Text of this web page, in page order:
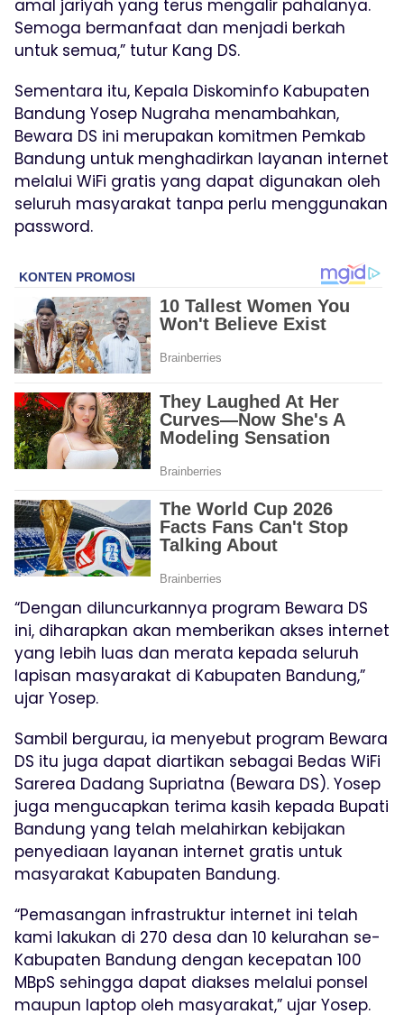
amal jariyah yang terus mengalir pahalanya.
Semoga bermanfaat dan menjadi berkah
untuk semua,” tutur Kang DS.
Sementara itu, Kepala Diskominfo Kabupaten
Bandung Yosep Nugraha menambahkan,
Bewara DS ini merupakan komitmen Pemkab
Bandung untuk menghadirkan layanan internet
melalui WiFi gratis yang dapat digunakan oleh
seluruh masyarakat tanpa perlu menggunakan
password.
“Dengan diluncurkannya program Bewara DS
ini, diharapkan akan memberikan akses internet
yang lebih luas dan merata kepada seluruh
lapisan masyarakat di Kabupaten Bandung,”
ujar Yosep.
Sambil bergurau, ia menyebut program Bewara
DS itu juga dapat diartikan sebagai Bedas WiFi
Sarerea Dadang Supriatna (Bewara DS). Yosep
juga mengucapkan terima kasih kepada Bupati
Bandung yang telah melahirkan kebijakan
penyediaan layanan internet gratis untuk
masyarakat Kabupaten Bandung.
“Pemasangan infrastruktur internet ini telah
kami lakukan di 270 desa dan 10 kelurahan se-
Kabupaten Bandung dengan kecepatan 100
MBpS sehingga dapat diakses melalui ponsel
maupun laptop oleh masyarakat,” ujar Yosep.